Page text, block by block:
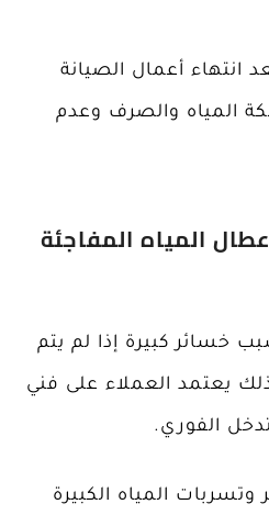
انتهاء أعمال الصيانة
المياه والصرف وعدم
المياه المفاجئة
خسائر كبيرة إذا لم يتم
يعتمد العملاء على فني
الفوري.
وتسربات المياه الكبيرة